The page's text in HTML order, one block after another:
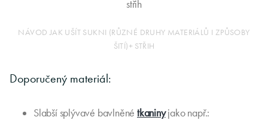
NÁVOD JAK UŠÍT SUKNI (RŮZNÉ DRUHY MATERIÁLŮ I ZPŮSOBY
ŠITÍ)+ STŘIH
Doporučený materiál:
Slabší splývavé bavlněné tkaninyjako např.: